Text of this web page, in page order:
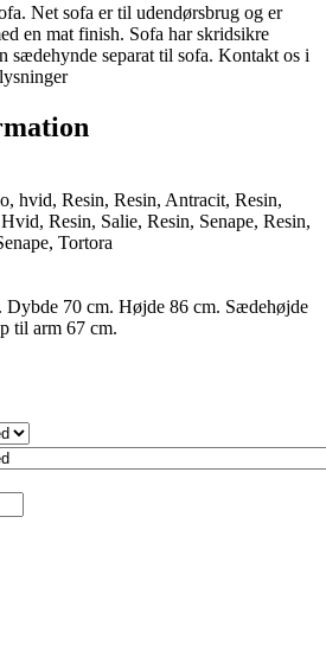
Net sofa er til udendørsbrug og er
en mat finish. Sofa har skridsikre
sædehynde separat til sofa. Kontakt os i
hvid, Resin, Resin, Antracit, Resin,
Resin, Salie, Resin, Senape, Resin,
Tortora
Dybde 70 cm. Højde 86 cm. Sædehøjde
til arm 67 cm.